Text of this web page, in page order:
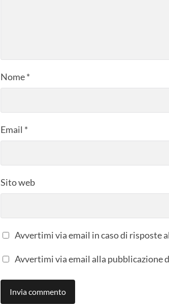
Nome*
Email *
Sito web
Avvertimi via email in caso di risposte
Avvertimi via email alla pubblicazione